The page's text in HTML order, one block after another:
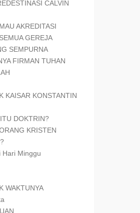
CALVIN
AKREDITASI
GEREJA
SEMPURNA
FIRMAN TUHAN
KAISAR KONSTANTIN
DOKTRIN?
KRISTEN
Hari Minggu
WAKTUNYA